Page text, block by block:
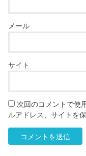
メール
サイト
次回のコメントで使
ルアドレス、サイトを保